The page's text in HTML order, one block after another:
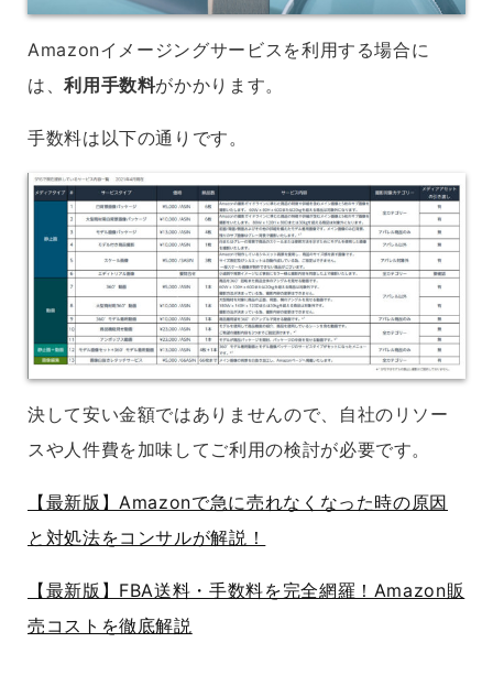
Amazonイメージングサービスを利用する場合に
は、利用手数料がかかります。
手数料は以下の通りです。
決して安い金額ではありませんので、自社のリソー
スや人件費を加味してご利用の検討が必要です。
【最新版】Amazonで急に売れなくなった時の原因
と対処法をコンサルが解説！
【最新版】FBA送料・手数料を完全網羅！Amazon販
売コストを徹底解説